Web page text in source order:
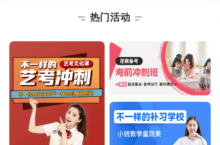
热门活动